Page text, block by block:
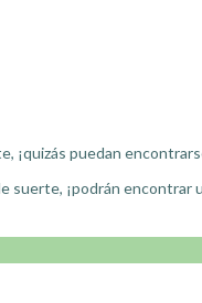
¡quizás puedan
suerte, ¡podrán encontrar